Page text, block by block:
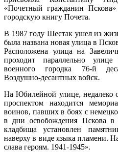
«Почетный гражданин
городскую книгу Почета.
В 1987 году Шестак ушел из
была названа новая улица в
Расположена улица на
проходит параллельно
военного городка 76-й
Воздушно-десантных войск.
На Юбилейной улице, недалеко
проспектом находится
воинов, павших в боях с
в дни освобождения Пскова
кладбища установлен
наверху в виде языка пламени.
слава героям. 1941-1945».